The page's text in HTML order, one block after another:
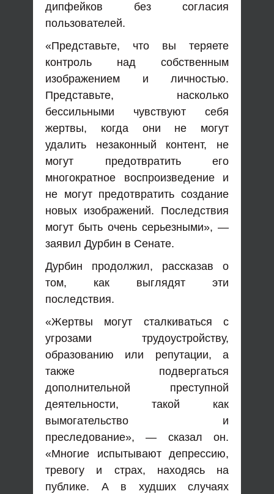
дипфейков без согласия
пользователей.
«Представьте, что вы теряете
контроль над собственным
изображением и личностью.
Представьте, насколько
бессильными чувствуют себя
жертвы, когда они не могут
удалить незаконный контент, не
могут предотвратить его
многократное воспроизведение и
не могут предотвратить создание
новых изображений. Последствия
могут быть очень серьезными», —
заявил Дурбин в Сенате.
Дурбин продолжил, рассказав о
том, как выглядят эти
последствия.
«Жертвы могут сталкиваться с
угрозами трудоустройству,
образованию или репутации, а
также подвергаться
дополнительной преступной
деятельности, такой как
вымогательство и
преследование», — сказал он.
«Многие испытывают депрессию,
тревогу и страх, находясь на
публике. А в худших случаях